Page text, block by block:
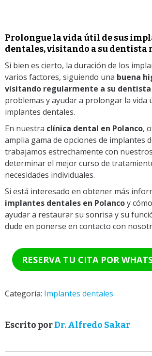
Prolongue la vida útil de sus
dentales, visitando a su
Si bien es cierto, la duración de los
varios factores, siguiendo una buena
visitando regularmente a su dentista
problemas y ayudar a prolongar la vida
implantes dentales.
En nuestra clínica dental en Polanco,
amplia gama de opciones de implantes
trabajamos estrechamente con
determinar el mejor curso de
necesidades individuales.
Si está interesado en obtener más
implantes dentales en Polancoy
ayudar a restaurar su sonrisa y su
dude en ponerse en contacto con
RESERVA TU CITA POR
Categoría: Implantes dentales
Escrito porDr. Alfredo Sakar